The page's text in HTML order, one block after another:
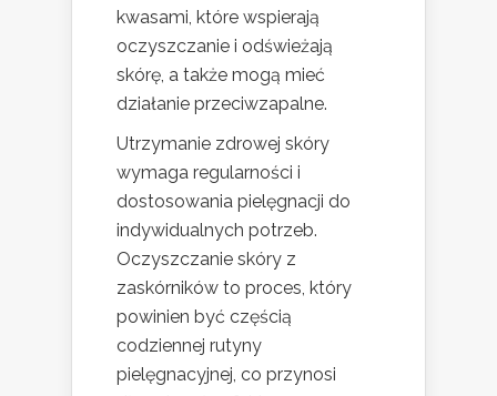
kwasami, które wspierają
oczyszczanie i odświeżają
skórę, a także mogą mieć
działanie przeciwzapalne.
Utrzymanie zdrowej skóry
wymaga regularności i
dostosowania pielęgnacji do
indywidualnych potrzeb.
Oczyszczanie skóry z
zaskórników to proces, który
powinien być częścią
codziennej rutyny
pielęgnacyjnej, co przynosi